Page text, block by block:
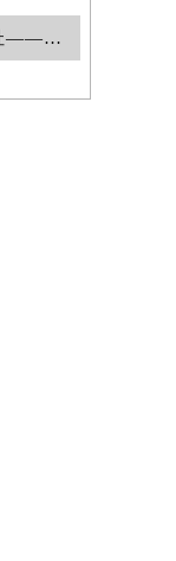
百达翡丽北京售后维修地址——豪华手表的专业维修服务